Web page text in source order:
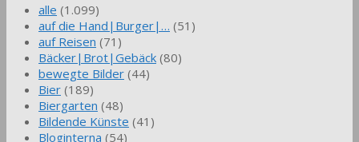
alle (1.099)
auf die Hand|Burger|… (51)
auf Reisen (71)
Bäcker|Brot|Gebäck (80)
bewegte Bilder (44)
Bier (189)
Biergarten (48)
Bildende Künste (41)
Bloginterna (54)